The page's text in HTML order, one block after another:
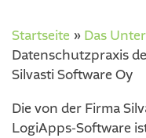
Startseite » Das
Datenschutzpraxis
Silvasti Software Oy
Die von der Firma
LogiApps-Software